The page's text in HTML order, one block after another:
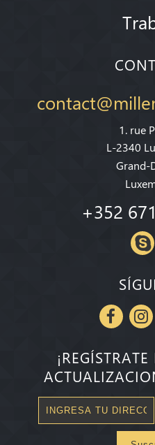
1. rue
L-2340
Grand-
+352